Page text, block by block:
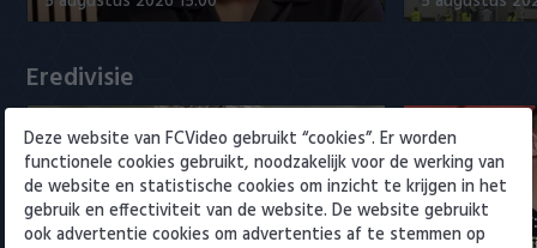
Eredivisie
Maak kennis met Sami Joris
Deze website van FCVideo gebruikt “cookies”. Er worden
functionele cookies gebruikt, noodzakelijk voor de werking van
de website en statistische cookies om inzicht te krijgen in het
gebruik en effectiviteit van de website. De website gebruikt
ook advertentie cookies om advertenties af te stemmen op